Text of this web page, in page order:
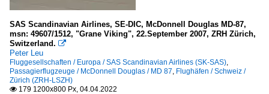
SAS Scandinavian Airlines, SE-DIC, McDonnell Douglas MD-87,
msn: 49607/1512, "Grane Viking", 22.September 2007, ZRH Zürich,
Switzerland. 
Peter Leu
Fluggesellschaften / Europa / SAS Scandinavian Airlines (SK-SAS)
Passagierflugzeuge / McDonnell Douglas / MD 87 Flughäfen / Schweiz /
Zürich (ZRH-LSZH)
 179 1200x800 Px, 04.04.2022